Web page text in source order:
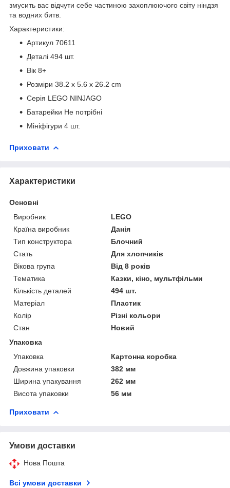
змусить вас відчути себе частиною захоплюючого світу ніндзя
та водних битв.
Характеристики:
Артикул 70611
Деталі 494 шт.
Вік 8+
Розміри 38.2 x 5.6 x 26.2 cm
Серія LEGO NINJAGO
Батарейки Не потрібні
Мініфігури 4 шт.
Приховати
Характеристики
Основні
Виробник
LEGO
Країна виробник
Данія
Тип конструктора
Блочний
Стать
Для хлопчиків
Вікова група
Від 8 років
Тематика
Казки, кіно, мультфільми
Кількість деталей
494 шт.
Матеріал
Пластик
Колір
Різні кольори
Стан
Новий
Упаковка
Упаковка
Картонна коробка
Довжина упаковки
382 мм
Ширина упакування
262 мм
Висота упаковки
56 мм
Приховати
Умови доставки
Нова Пошта
Всі умови доставки